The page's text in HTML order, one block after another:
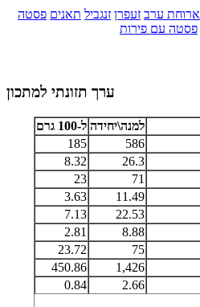
ארוחת ערב זעפרן זנגביל תאנים פסטה
פסטה עם פירות
ערך תזונתי למתכון
למנה\יחידה ל-100 גרם
586
185
26.3
8.32
71
23
11.49
3.63
22.53
7.13
8.88
2.81
75
23.72
1,426
450.86
2.66
0.84